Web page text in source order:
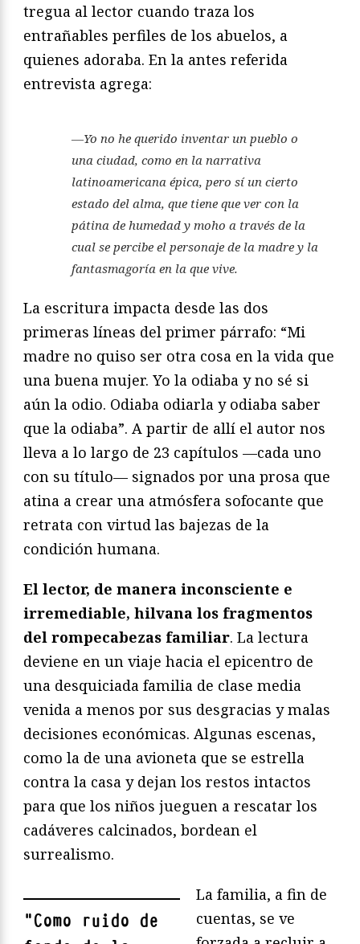
tregua al lector cuando traza los
entrañables perfiles de los abuelos, a
quienes adoraba. En la antes referida
entrevista agrega:
—Yo no he querido inventar un pueblo o
una ciudad, como en la narrativa
latinoamericana épica, pero sí un cierto
estado del alma, que tiene que ver con la
pátina de humedad y moho a través de la
cual se percibe el personaje de la madre y la
fantasmagoría en la que vive.
La escritura impacta desde las dos
primeras líneas del primer párrafo: “Mi
madre no quiso ser otra cosa en la vida que
una buena mujer. Yo la odiaba y no sé si
aún la odio. Odiaba odiarla y odiaba saber
que la odiaba”. A partir de allí el autor nos
lleva a lo largo de 23 capítulos —cada uno
con su título— signados por una prosa que
atina a crear una atmósfera sofocante que
retrata con virtud las bajezas de la
condición humana.
El lector, de manera inconsciente e
irremediable, hilvana los fragmentos
del rompecabezas familiar. La lectura
deviene en un viaje hacia el epicentro de
una desquiciada familia de clase media
venida a menos por sus desgracias y malas
decisiones económicas. Algunas escenas,
como la de una avioneta que se estrella
contra la casa y dejan los restos intactos
para que los niños jueguen a rescatar los
cadáveres calcinados, bordean el
surrealismo.
"Como ruido de
La familia, a fin de
cuentas, se ve